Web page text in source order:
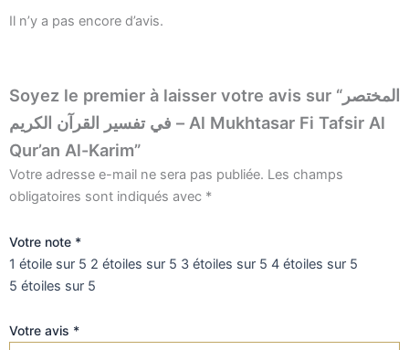
Il n’y a pas encore d’avis.
Soyez le premier à laisser votre avis sur “المختصر
في تفسير القرآن الكريم – Al Mukhtasar Fi Tafsir Al
Qur’an Al-Karim”
Votre adresse e-mail ne sera pas publiée. Les champs
obligatoires sont indiqués avec *
Votre note *
1 étoile sur 5 2 étoiles sur 5 3 étoiles sur 5 4 étoiles sur 5
5 étoiles sur 5
Votre avis *